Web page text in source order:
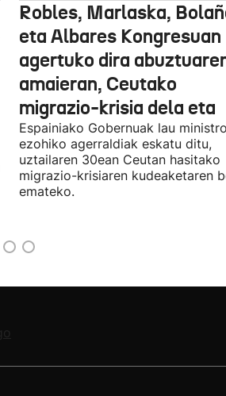
Robles, Marlaska,
eta Albares Kongresuan
agertuko dira
amaieran, Ceutako
migrazio-krisia dela eta
Espainiako Gobernuak lau
ezohiko agerraldiak eskatu ditu,
uztailaren 30ean Ceutan hasitako
migrazio-krisiaren kudeaketaren
emateko.